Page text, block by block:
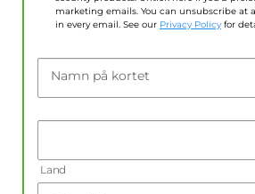
marketing emails. You can unsubscribe at
in every email. See our Privacy Policy for
Namn på kortet
Land